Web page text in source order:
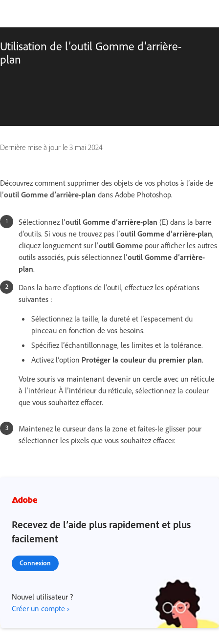
Utilisation de l’outil Gomme d’arrière-
plan
Dernière mise à jour le 3 mai 2024
Découvrez comment supprimer des objets de vos photos à l’aide de
l’outil Gomme d’arrière-plan dans Adobe Photoshop.
Sélectionnez l’outil Gomme d’arrière-plan (E) dans la barre
d’outils. Si vous ne trouvez pas l’outil Gomme d’arrière-plan,
cliquez longuement sur l’outil Gomme pour afficher les autres
outils associés, puis sélectionnez l’outil Gomme d’arrière-
plan.
Dans la barre d’options de l’outil, effectuez les opérations
suivantes :
Sélectionnez la taille, la dureté et l’espacement du
pinceau en fonction de vos besoins.
Spécifiez l’échantillonnage, les limites et la tolérance.
Activez l’option Protéger la couleur du premier plan.
Votre souris va maintenant devenir un cercle avec un réticule
à l’intérieur. À l’intérieur du réticule, sélectionnez la couleur
que vous souhaitez effacer.
Maintenez le curseur dans la zone et faites-le glisser pour
sélectionner les pixels que vous souhaitez effacer.
Recevez de l’aide plus rapidement et plus
facilement
Connexion
Nouvel utilisateur ?
Créer un compte ›